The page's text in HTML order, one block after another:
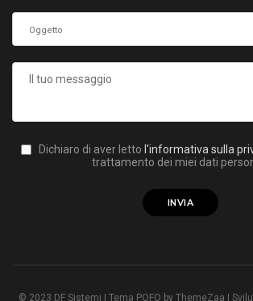
Dichiaro di aver letto l'informativa sulla
trattamento dei miei dati
© 2023 DF Sistemi | Tema POFO by ThemeZaa |